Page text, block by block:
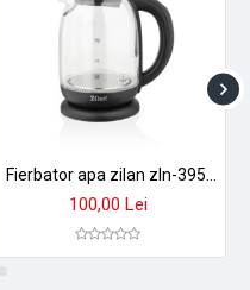
100,00 Lei